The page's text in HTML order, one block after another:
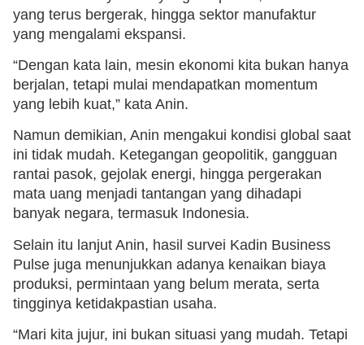
yang terus bergerak, hingga sektor manufaktur
yang mengalami ekspansi.
“Dengan kata lain, mesin ekonomi kita bukan hanya
berjalan, tetapi mulai mendapatkan momentum
yang lebih kuat,” kata Anin.
Namun demikian, Anin mengakui kondisi global saat
ini tidak mudah. Ketegangan geopolitik, gangguan
rantai pasok, gejolak energi, hingga pergerakan
mata uang menjadi tantangan yang dihadapi
banyak negara, termasuk Indonesia.
Selain itu lanjut Anin, hasil survei Kadin Business
Pulse juga menunjukkan adanya kenaikan biaya
produksi, permintaan yang belum merata, serta
tingginya ketidakpastian usaha.
“Mari kita jujur, ini bukan situasi yang mudah. Tetapi